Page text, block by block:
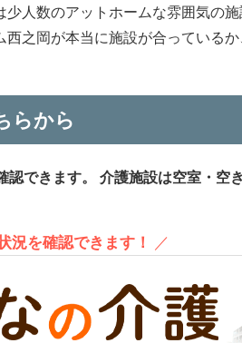
人数のアットホームな雰囲気の
之岡が本当に施設が合っている
らから
できます。
介護施設は空室・空
況を確認できます！ ／